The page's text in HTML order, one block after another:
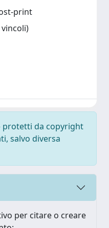
print
protetti da copyright
salvo diversa
per citare o creare